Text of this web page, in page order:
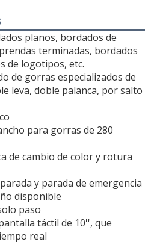
planos, bordados de
terminadas, bordados
de logotipos, etc.
de gorras especializados de
leva, doble palanca, por salto
para gorras de 280
de cambio de color y rotura
y parada de emergencia
disponible
paso
táctil de 10'', que
real